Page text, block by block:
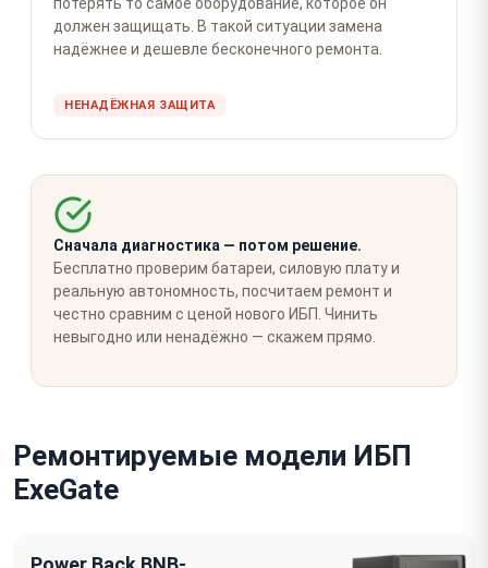
должен защищать. В такой ситуации замена
надёжнее и дешевле бесконечного ремонта.
НЕНАДЁЖНАЯ ЗАЩИТА
Сначала диагностика — потом решение.
Бесплатно проверим батареи, силовую плату и
реальную автономность, посчитаем ремонт и
честно сравним с ценой нового ИБП. Чинить
невыгодно или ненадёжно — скажем прямо.
Ремонтируемые модели ИБП
ExeGate